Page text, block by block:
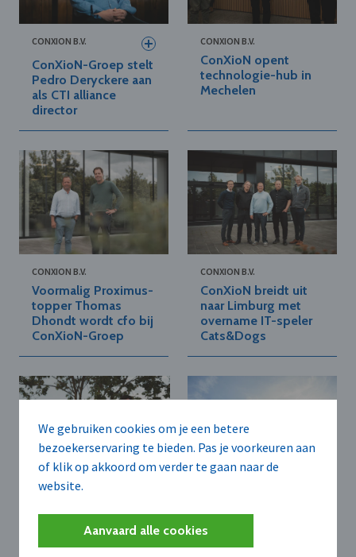
We gebruiken cookies om je een betere
bezoekerservaring te bieden. Pas je voorkeuren aan
of klik op akkoord om verder te gaan naar de
website.
Aanvaard alle cookies
CONXION B.V.
ConXioN-Groep stelt
Pedro Deryckere aan
als CTI alliance
director
CONXION B.V.
ConXioN opent
technologie-hub in
Mechelen
CONXION B.V.
Voormalig Proximus-
topper Thomas
Dhondt wordt cfo bij
ConXioN-Groep
CONXION B.V.
ConXioN breidt uit
naar Limburg met
overname IT-speler
Cats&Dogs
ConXioN eerste
value- en
implementatiepartner
ConXioN versterkt
strategisch
partnership met